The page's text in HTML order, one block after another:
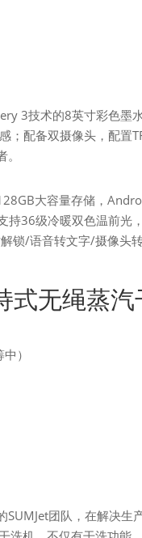
3技术的8英寸彩色
；配备双摄像头，配置
大容量存储，
36级冷暖双色温前光
锁/语音转文字/摄像头转
式无绳蒸
）
团队，在解决生